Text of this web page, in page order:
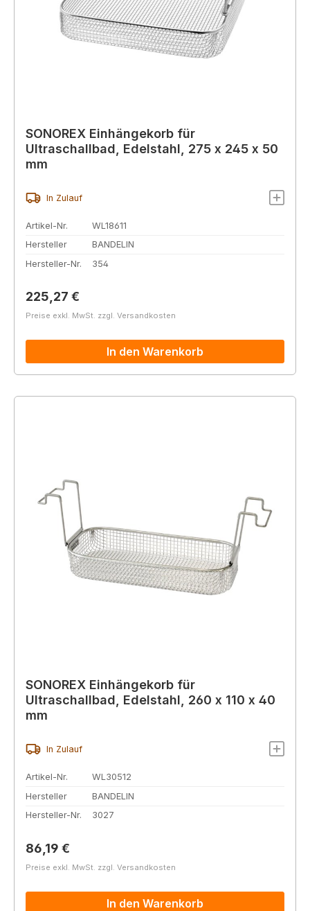
SONOREX Einhängekorb für
Ultraschallbad, Edelstahl, 275 x 245 x 50
mm
In Zulauf
Artikel-Nr.
WL18611
Hersteller
BANDELIN
Hersteller-Nr.
354
Regulärer Preis:
225,27 €
Preise exkl. MwSt. zzgl. Versandkosten
In den Warenkorb
SONOREX Einhängekorb für
Ultraschallbad, Edelstahl, 260 x 110 x 40
mm
In Zulauf
Artikel-Nr.
WL30512
Hersteller
BANDELIN
Hersteller-Nr.
3027
Regulärer Preis:
86,19 €
Preise exkl. MwSt. zzgl. Versandkosten
In den Warenkorb